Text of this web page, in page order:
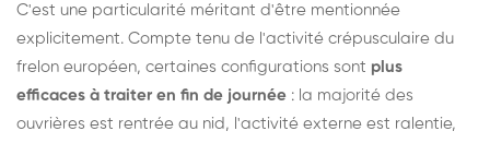
C'est une particularité méritant d'être mentionnée
explicitement. Compte tenu de l'activité crépusculaire du
frelon européen, certaines configurations sont plus
efficaces à traiter en fin de journée : la majorité des
ouvrières est rentrée au nid, l'activité externe est ralentie,